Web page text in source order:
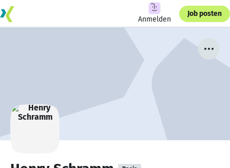
Anmelden
Job posten